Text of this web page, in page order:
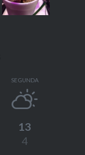
SEGUNDA
13
4